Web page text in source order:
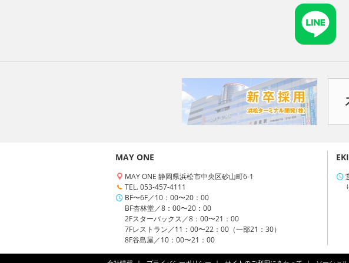
MAY ONE
MAY ONE 静岡県浜松市中央区砂山町6-1
TEL. 053-457-4111
BF〜6F／10：00〜20：00
BF杏林堂／8：00〜20：00
2Fスターバックス／8：00〜21：00
7Fレストラン／11：00〜22：00（一部21：30）
8F谷島屋／10：00〜21：00